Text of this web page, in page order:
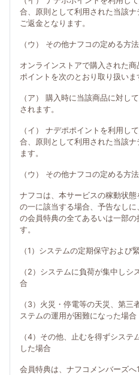
合、原則として利用された当該
ご返金となります。
（ウ） その他ナフコの定める方
オンラインストアで購入された
ポイントを次のとおり取り扱いま
（ア） 購入時に当該商品に対し
されます。
（イ） ナデポポイントを利用し
合、原則として利用された当該
ます。
（ウ） その他ナフコの定める方
ナフコは、本サービスの稼動状
の一に該当する場合、予告なし
の会員特典の全てあるいは一部
す。
（1）システムの定期保守および
（2）システムに負荷が集中し
合
（3）火災・停電等の天災、第
ステムの運用が困難になった場合
（4）その他、止むを得ずシス
した場合
会員特典は、ナフコメンバーズ